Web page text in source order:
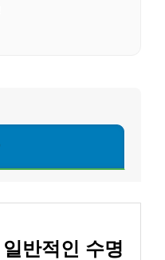
반적인 수명